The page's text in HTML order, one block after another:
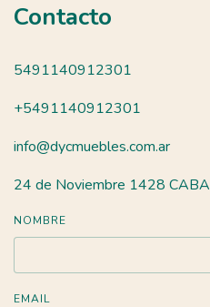
Contacto
5491140912301
+5491140912301
info@dycmuebles.com.ar
24 de Noviembre 1428 CABA
NOMBRE
EMAIL